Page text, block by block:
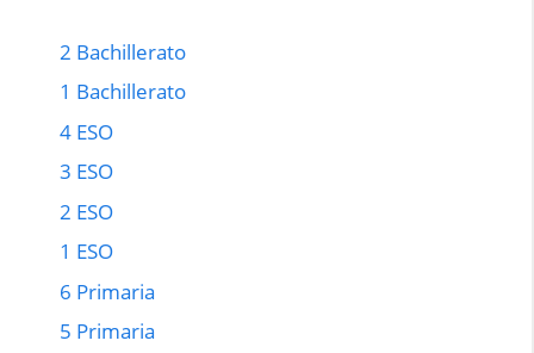
2 Bachillerato
1 Bachillerato
4 ESO
3 ESO
2 ESO
1 ESO
6 Primaria
5 Primaria